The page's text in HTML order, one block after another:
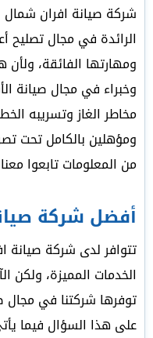
شركة صيانة افران
الرائدة في مجال تصليح
ومهارتها الفائقة،
وخبراء في مجال صيانة
مخاطر الغاز وتسريبه
ومؤهلين بالكامل تحت
من المعلومات تابعوا
أفضل شركة
تتوافر لدى شركة صيانة
الخدمات المميزة، ولكن
توفرها شركتنا في مجال
على هذا السؤال فيما